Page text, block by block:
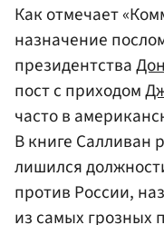
Как отмечает
назначение
президентства
пост с приходом
часто в
В книге Салливан
лишился
против России,
из самых грозных